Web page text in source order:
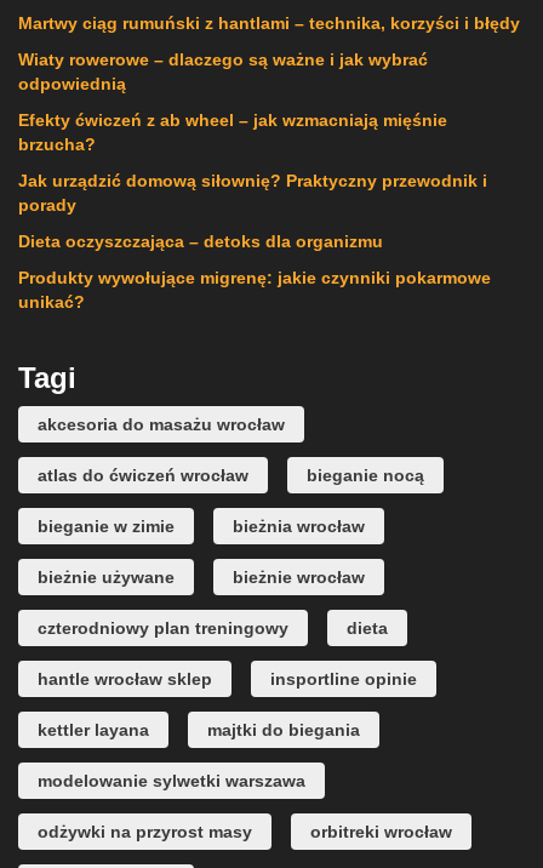
Martwy ciąg rumuński z hantlami – technika, korzyści i błędy
Wiaty rowerowe – dlaczego są ważne i jak wybrać
odpowiednią
Efekty ćwiczeń z ab wheel – jak wzmacniają mięśnie
brzucha?
Jak urządzić domową siłownię? Praktyczny przewodnik i
porady
Dieta oczyszczająca – detoks dla organizmu
Produkty wywołujące migrenę: jakie czynniki pokarmowe
unikać?
Tagi
akcesoria do masażu wrocław
atlas do ćwiczeń wrocław bieganie nocą
bieganie w zimie bieżnia wrocław
bieżnie używane bieżnie wrocław
czterodniowy plan treningowy dieta
hantle wrocław sklep insportline opinie
kettler layana majtki do biegania
modelowanie sylwetki warszawa
odżywki na przyrost masy orbitreki wrocław